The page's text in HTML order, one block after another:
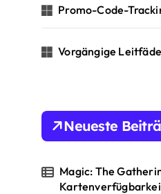
Promo-Code-
Vorgängige
Neueste
Magic: The